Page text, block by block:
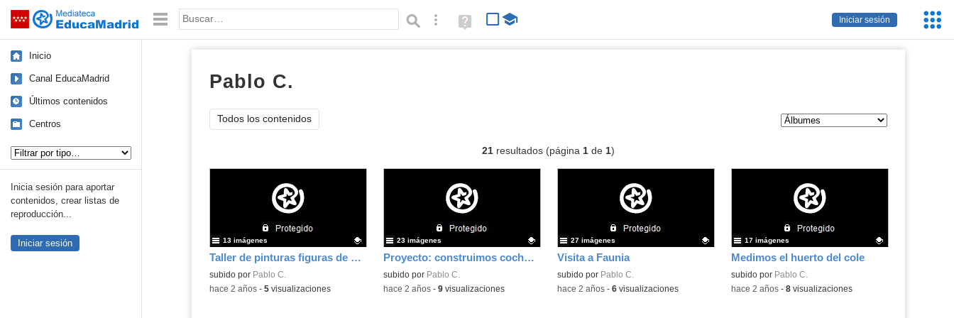
Saltar navegación
Iniciar sesión
Palabra o frase: Búsqueda avanzada
Ayuda
(en
Inicio
Canal EducaMadrid
Últimos contenidos
Centros
Inicia sesión para aportar
contenidos, crear listas de
reproducción...
Iniciar sesión
Pablo C.
Todos los contenidos
21resultados (página 1de 1)
Taller de pinturas figuras de miniatura
Contenido educativo.
subido por Pablo C.
13 imágenes
-hace 2 años- 5visualizaciones
Proyecto: construimos coches con material reciclado
Contenido educativo.
subido por Pablo C.
23 imágenes
-hace 2 años- 9visualizaciones
Visita a Faunia
Contenido educativo.
subido por Pablo C.
27 imágenes
-hace 2 años- 6visualizaciones
Medimos el huerto del cole
Contenido educativo.
subido por Pablo C.
17 imágenes
-hace 2 años- 8visualizaciones